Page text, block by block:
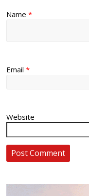
Name*
Email*
Website